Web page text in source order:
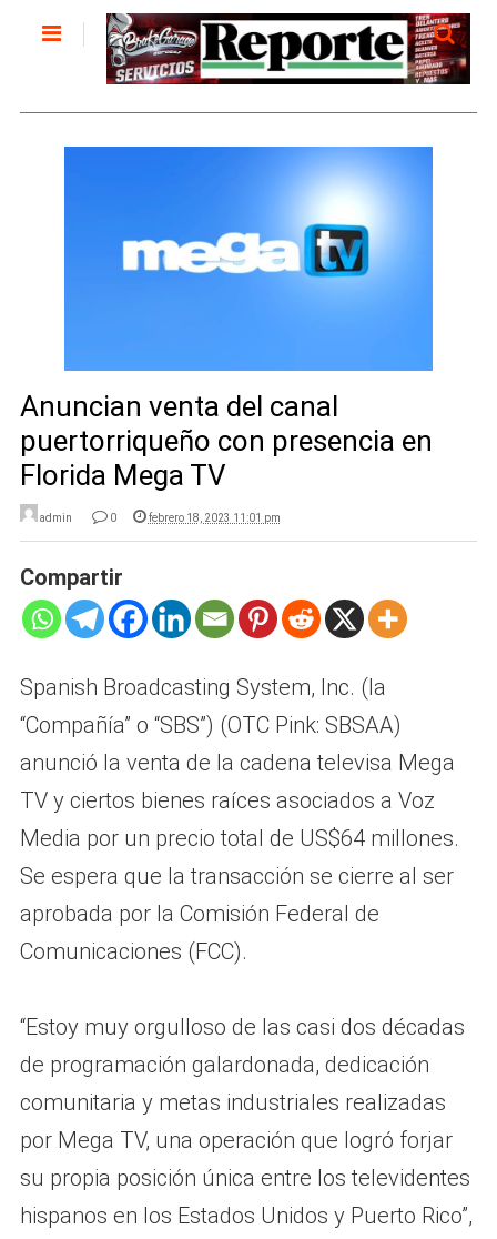
Anuncian venta del canal
puertorriqueño con presencia en
Florida Mega TV
admin 0 febrero 18, 2023 11:01 pm
Compartir
Spanish Broadcasting System, Inc. (la
“Compañía” o “SBS”) (OTC Pink: SBSAA)
anunció la venta de la cadena televisa Mega
TV y ciertos bienes raíces asociados a Voz
Media por un precio total de US$64 millones.
Se espera que la transacción se cierre al ser
aprobada por la Comisión Federal de
Comunicaciones (FCC).
“Estoy muy orgulloso de las casi dos décadas
de programación galardonada, dedicación
comunitaria y metas industriales realizadas
por Mega TV, una operación que logró forjar
su propia posición única entre los televidentes
hispanos en los Estados Unidos y Puerto Rico”,